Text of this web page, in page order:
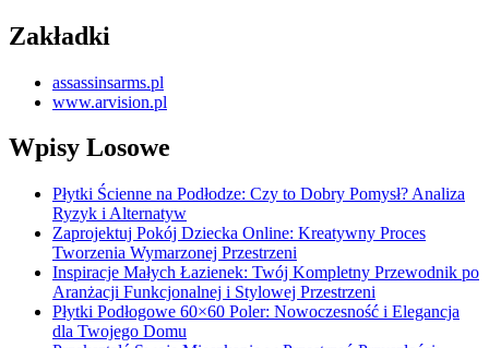
Zakładki
assassinsarms.pl
www.arvision.pl
Wpisy Losowe
Płytki Ścienne na Podłodze: Czy to Dobry Pomysł? Analiza
Ryzyk i Alternatyw
Zaprojektuj Pokój Dziecka Online: Kreatywny Proces
Tworzenia Wymarzonej Przestrzeni
Inspiracje Małych Łazienek: Twój Kompletny Przewodnik po
Aranżacji Funkcjonalnej i Stylowej Przestrzeni
Płytki Podłogowe 60×60 Poler: Nowoczesność i Elegancja
dla Twojego Domu